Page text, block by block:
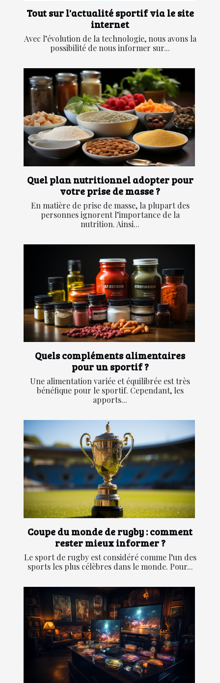
Tout sur l'actualité sportif via le site
internet
Avec l’évolution de la technologie, nous avons la
possibilité de nous informer sur...
Quel plan nutritionnel adopter pour
votre prise de masse ?
En matière de prise de masse, la plupart des
personnes ignorent l’importance de la
nutrition. Ainsi...
Quels compléments alimentaires
pour un sportif ?
Une alimentation variée et équilibrée est très
bénéfique pour le sportif. Cependant, les
apports...
Coupe du monde de rugby : comment
rester mieux informer ?
Le sport de rugby est considéré comme l’un des
sports les plus célèbres dans le monde. Pour...